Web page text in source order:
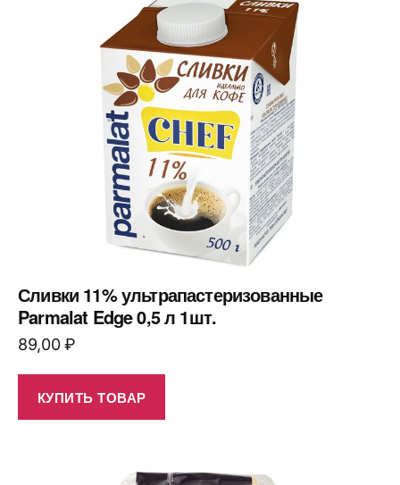
Сливки 11% ультрапастеризованные
Parmalat Edge 0,5 л 1шт.
89,00₽
КУПИТЬ ТОВАР